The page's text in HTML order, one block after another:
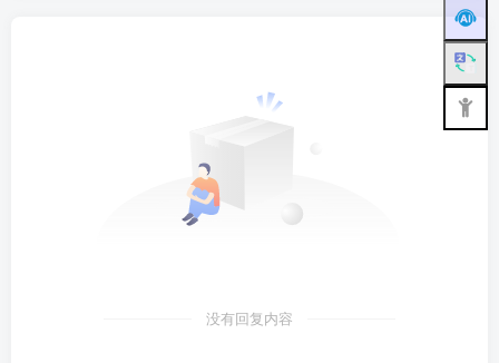
没有回复内容